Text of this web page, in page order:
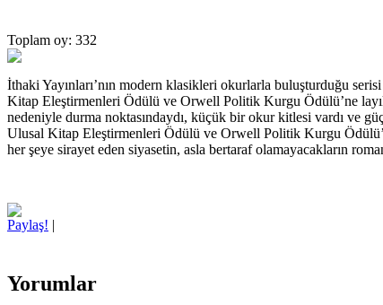
Toplam oy: 332
İthaki Yayınları’nın modern klasikleri okurlarla buluşturduğu
Kitap Eleştirmenleri Ödülü ve Orwell Politik Kurgu Ödülü’ne
nedeniyle durma noktasındaydı, küçük bir okur kitlesi vardı ve
Ulusal Kitap Eleştirmenleri Ödülü ve Orwell Politik Kurgu
her şeye sirayet eden siyasetin, asla bertaraf olamayacakların
Paylaş! |
Yorumlar